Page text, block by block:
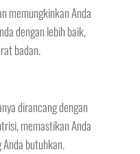
memungkinkan Anda
dengan lebih baik,
badan.
dirancang dengan
memastikan Anda
butuhkan.